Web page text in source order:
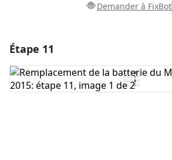
Demander à FixBot
Ajouter un commentaire
Étape 11